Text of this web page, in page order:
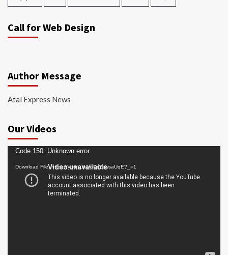
Call for Web Design
Author Message
Atal Express News
Our Videos
Video
Player
Code 150: Unknown error.
Download File: https://youtu.be/oDc2zwsaUqE?_=1